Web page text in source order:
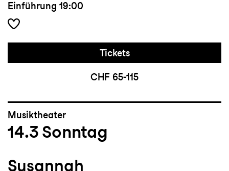
Einführung 19:00
Tickets
CHF 65-115
Musiktheater
14.3 Sonntag
Susannah